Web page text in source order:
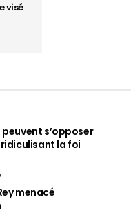
visé
s’opposer
la foi
menacé